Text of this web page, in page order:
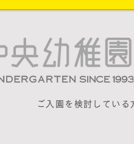
ご入園を検討している